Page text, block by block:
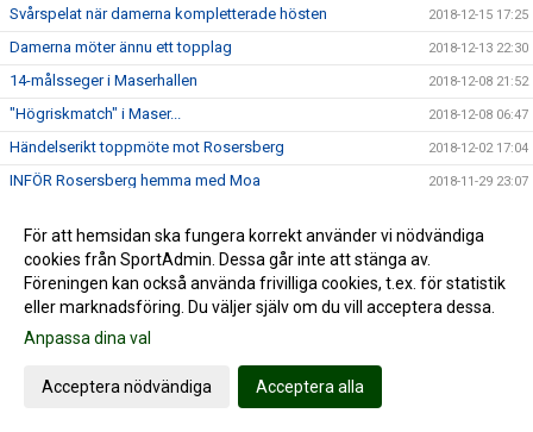
Svårspelat när damerna kompletterade hösten 2018-12-15 17:25
Damerna möter ännu ett topplag 2018-12-13 22:30
14-målsseger i Maserhallen 2018-12-08 21:52
"Högriskmatch" i Maser... 2018-12-08 06:47
Händelserikt toppmöte mot Rosersberg 2018-12-02 17:04
INFÖR Rosersberg hemma med Moa 2018-11-29 23:07
Stabil hemmaseger = 7:e raka 2018-11-24 17:49
Seriens enda farmarlag på besök 2018-11-22 16:34
2018-11-04 19:27
Alfta GIF - HK Ceres Norrtälje | Cancermatchen
INFÖR hemmamatch mot HK Ceres
Helahalsingland.se: Superstart för Alfta i tvåans topp
För att hemsidan ska fungera korrekt använder vi nödvändiga
cookies från SportAdmin. Dessa går inte att stänga av.
Föreningen kan också använda frivilliga cookies, t.ex. för statistik
eller marknadsföring. Du väljer själv om du vill acceptera dessa.
Anpassa dina val
Acceptera nödvändiga Acceptera alla